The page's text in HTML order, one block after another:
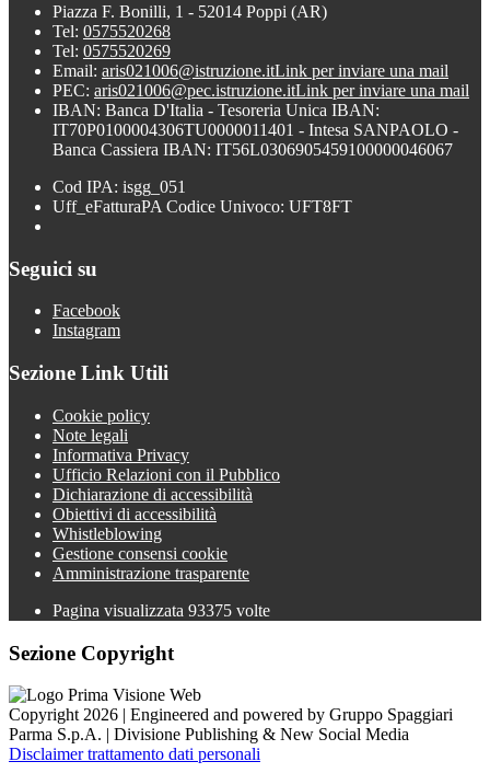
Piazza F. Bonilli, 1 - 52014 Poppi (AR)
Tel: 0575520268
Tel: 0575520269
Email: aris021006@istruzione.itLink per inviare una mail
PEC: aris021006@pec.istruzione.itLink per inviare una mail
IBAN: Banca D'Italia - Tesoreria Unica IBAN:
IT70P0100004306TU0000011401 - Intesa SANPAOLO -
Banca Cassiera IBAN: IT56L0306905459100000046067
Cod IPA: isgg_051
Uff_eFatturaPA Codice Univoco: UFT8FT
Seguici su
Facebook
Instagram
Sezione Link Utili
Cookie policy
Note legali
Informativa Privacy
Ufficio Relazioni con il Pubblico
Dichiarazione di accessibilità
Obiettivi di accessibilità
Whistleblowing
Gestione consensi cookie
Amministrazione trasparente
Pagina visualizzata 93375 volte
Sezione Copyright
Copyright 2026 | Engineered and powered by Gruppo Spaggiari
Parma S.p.A. | Divisione Publishing & New Social Media
Disclaimer trattamento dati personali